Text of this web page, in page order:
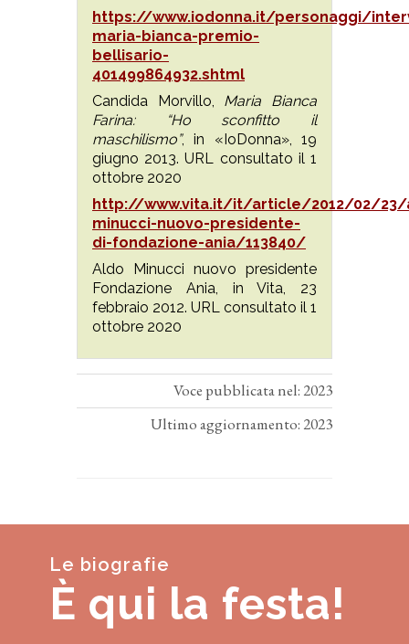
https://www.iodonna.it/personaggi/
maria-bianca-premio-
bellisario-
401499864932.shtml
Candida Morvillo, Maria Bianca
Farina: “Ho sconfitto il
maschilismo”, in «IoDonna», 19
giugno 2013. URL consultato il 1
ottobre 2020
http://www.vita.it/it/article/2012/02/23/
minucci-nuovo-presidente-
di-fondazione-ania/113840/
Aldo Minucci nuovo presidente
Fondazione Ania, in Vita, 23
febbraio 2012. URL consultato il 1
ottobre 2020
Voce pubblicata nel: 2023
Ultimo aggiornamento: 2023
Le biografie
È qui la festa!